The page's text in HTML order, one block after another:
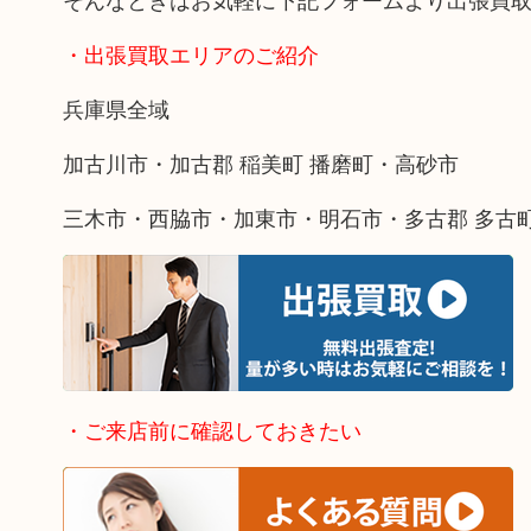
・出張買取エリアのご紹介
兵庫県全域
加古川市・加古郡 稲美町 播磨町・高砂市
三木市・西脇市・加東市・明石市・多古郡 多古
・ご来店前に確認しておきたい